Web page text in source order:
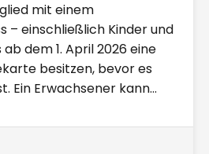
mit einem
– einschließlich Kinder und
dem 1. April 2026 eine
besitzen, bevor es
Ein Erwachsener kann…